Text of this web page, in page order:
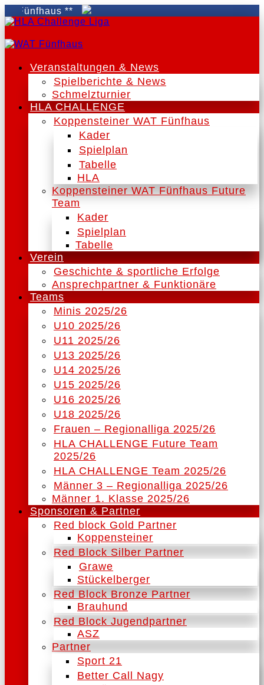
**
Veranstaltungen & News
Spielberichte & News
Schmelzturnier
HLA CHALLENGE
Koppensteiner WAT Fünfhaus
Kader
Spielplan
Tabelle
HLA
Koppensteiner WAT Fünfhaus Future
Team
Kader
Spielplan
Tabelle
Verein
Geschichte & sportliche Erfolge
Ansprechpartner & Funktionäre
Teams
Minis 2025/26
U10 2025/26
U11 2025/26
U13 2025/26
U14 2025/26
U15 2025/26
U16 2025/26
U18 2025/26
Frauen – Regionalliga 2025/26
HLA CHALLENGE Future Team
2025/26
HLA CHALLENGE Team 2025/26
Männer 3 – Regionalliga 2025/26
Männer 1. Klasse 2025/26
Sponsoren & Partner
Red block Gold Partner
Koppensteiner
Red Block Silber Partner
Grawe
Stückelberger
Red Block Bronze Partner
Brauhund
Red Block Jugendpartner
ASZ
Partner
Sport 21
Better Call Nagy